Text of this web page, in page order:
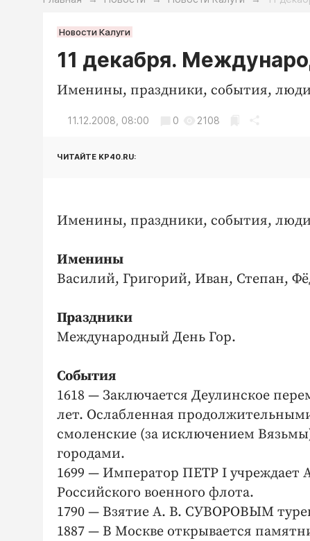
Новости Калуги
11 декабря.
Именины, праздники, события,
11.12.2008, 08:00 0 2108
ЧИТАЙТЕ KP40.RU:
Именины, праздники, события,
Именины
Василий, Григорий, Иван, Степан,
Праздники
Международный День Гор.
События
1618 — Заключается Деулинское
лет. Ослабленная
смоленские (за исключением
городами.
1699 — Император ПЕТР I учреждает
Российского военного флота.
1790 — Взятие А. В. СУВОРОВЫМ
1887 — В Москве открывается